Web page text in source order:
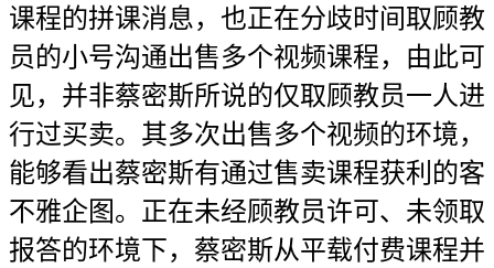
课程的拼课消息，也正在分歧时间取顾教
员的小号沟通出售多个视频课程，由此可
见，并非蔡密斯所说的仅取顾教员一人进
行过买卖。其多次出售多个视频的环境，
能够看出蔡密斯有通过售卖课程获利的客
不雅企图。正在未经顾教员许可、未领取
报答的环境下，蔡密斯从平载付费课程并